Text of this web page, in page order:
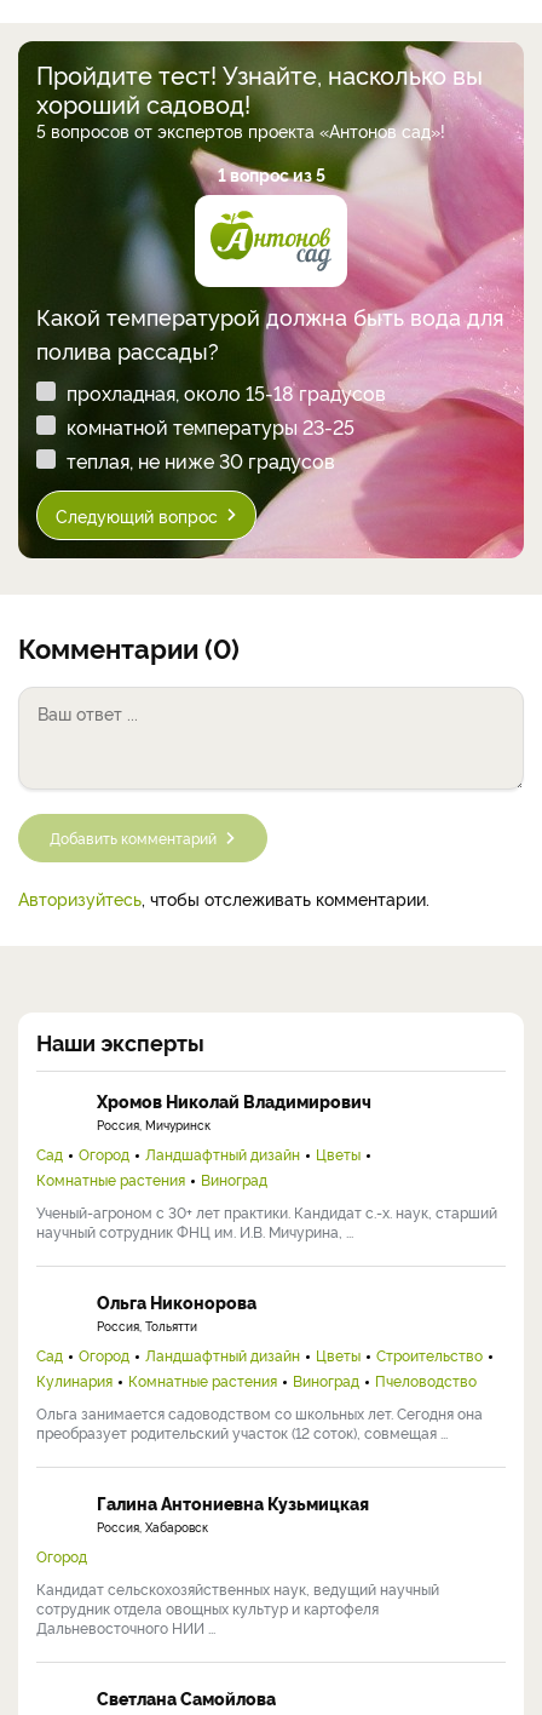
Пройдите тест! Узнайте, насколько вы
хороший садовод!
5 вопросов от экспертов проекта «Антонов сад»!
1 вопрос из 5
Какой температурой должна быть вода для
полива рассады?
прохладная, около 15-18 градусов
комнатной температуры 23-25
теплая, не ниже 30 градусов
Следующий вопрос
Комментарии (0)
Добавить комментарий
Авторизуйтесь, чтобы отслеживать комментарии.
Наши эксперты
Хромов Николай Владимирович
Россия, Мичуринск
Сад Огород Ландшафтный дизайн
Цветы
Комнатные растения
Виноград
Ученый-агроном с 30+ лет практики. Кандидат с.-х. наук, старший
научный сотрудник ФНЦ им. И.В. Мичурина, ...
Ольга Никонорова
Россия, Тольятти
Сад Огород Ландшафтный дизайн Цветы
Строительство
Кулинария
Комнатные растения Виноград
Пчеловодство
Ольга занимается садоводством со школьных лет. Сегодня она
преобразует родительский участок (12 соток), совмещая ...
Галина Антониевна Кузьмицкая
Россия, Хабаровск
Огород
Кандидат сельскохозяйственных наук, ведущий научный
сотрудник отдела овощных культур и картофеля
Дальневосточного НИИ ...
Светлана Самойлова